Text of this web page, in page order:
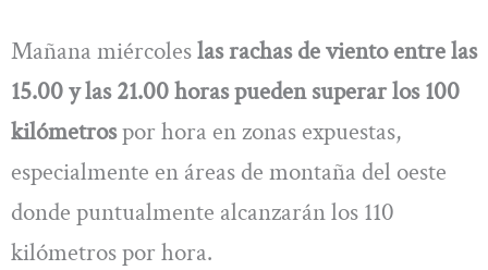
Mañana miércoleslas rachas de viento entre las
15.00 y las 21.00 horas pueden superar los 100
kilómetrospor hora en zonas expuestas,
especialmente en áreas de montaña del oeste
donde puntualmente alcanzarán los 110
kilómetros por hora.